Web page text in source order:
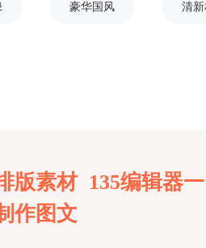
豪华国风 清
版素材 135编辑器一
作图文